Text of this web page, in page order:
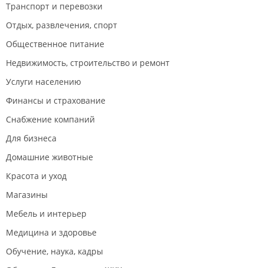
некогда Вы посчитаете нужным. Очень жаль, что
добрые намерения и желание помочь были Вами
Транспорт и перевозки
Отдых, развлечения, спорт
Общественное питание
Недвижимость, строительство и ремонт
Услуги населению
Финансы и страхование
Снабжение компаний
Для бизнеса
Домашние животные
Красота и уход
Магазины
Мебель и интерьер
Медицина и здоровье
Обучение, наука, кадры